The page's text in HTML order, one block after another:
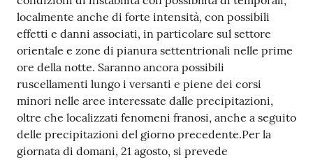
localmente anche di forte intensità, con possibili
effetti e danni associati, in particolare sul settore
orientale e zone di pianura settentrionali nelle prime
ore della notte. Saranno ancora possibili
ruscellamenti lungo i versanti e piene dei corsi
minori nelle aree interessate dalle precipitazioni,
oltre che localizzati fenomeni franosi, anche a seguito
delle precipitazioni del giorno precedente.Per la
giornata di domani, 21 agosto, si prevede